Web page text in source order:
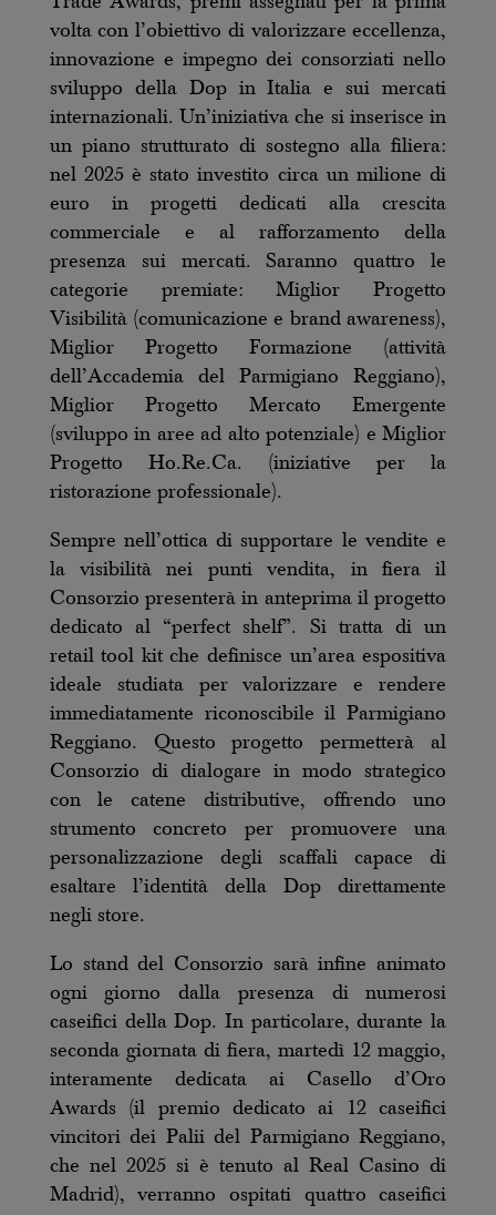
volta con l’obiettivo di valorizzare eccellenza,
innovazione e impegno dei consorziati nello
sviluppo della Dop in Italia e sui mercati
internazionali. Un’iniziativa che si inserisce in
un piano strutturato di sostegno alla filiera:
nel 2025 è stato investito circa un milione di
euro in progetti dedicati alla crescita
commerciale e al rafforzamento della
presenza sui mercati. Saranno quattro le
categorie premiate: Miglior Progetto
Visibilità (comunicazione e brand awareness),
Miglior Progetto Formazione (attività
dell’Accademia del Parmigiano Reggiano),
Miglior Progetto Mercato Emergente
(sviluppo in aree ad alto potenziale) e Miglior
Progetto Ho.Re.Ca. (iniziative per la
ristorazione professionale).
Sempre nell’ottica di supportare le vendite e
la visibilità nei punti vendita, in fiera il
Consorzio presenterà in anteprima il progetto
dedicato al “perfect shelf”. Si tratta di un
retail tool kit che definisce un’area espositiva
ideale studiata per valorizzare e rendere
immediatamente riconoscibile il Parmigiano
Reggiano. Questo progetto permetterà al
Consorzio di dialogare in modo strategico
con le catene distributive, offrendo uno
strumento concreto per promuovere una
personalizzazione degli scaffali capace di
esaltare l’identità della Dop direttamente
negli store.
Lo stand del Consorzio sarà infine animato
ogni giorno dalla presenza di numerosi
caseifici della Dop. In particolare, durante la
seconda giornata di fiera, martedì 12 maggio,
interamente dedicata ai Casello d’Oro
Awards (il premio dedicato ai 12 caseifici
vincitori dei Palii del Parmigiano Reggiano,
che nel 2025 si è tenuto al Real Casino di
Madrid), verranno ospitati quattro caseifici